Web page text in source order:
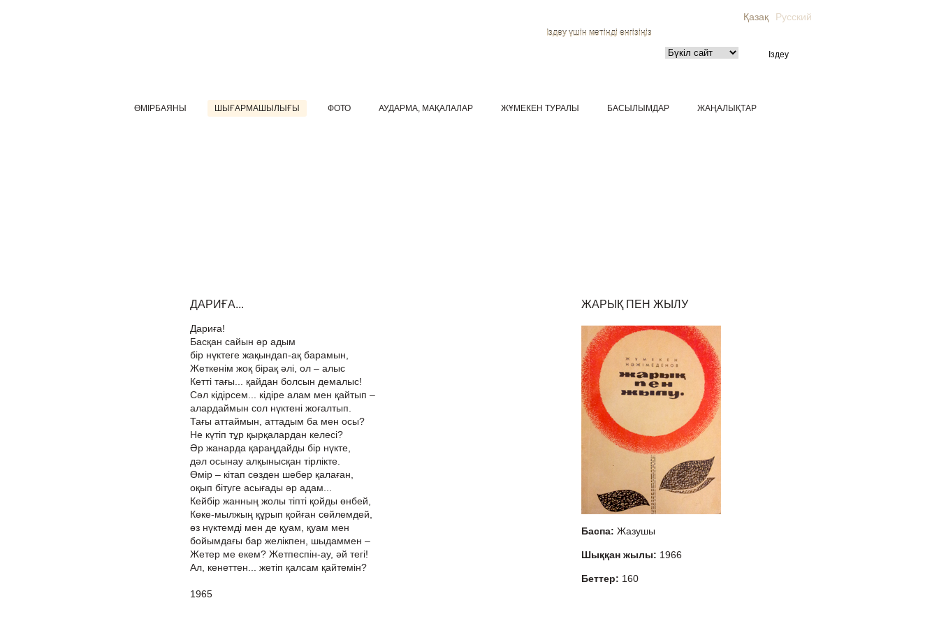
Қазақ Русский
Іздеу үшін мәтінді енгізіңіз
ӨМІРБАЯНЫ ШЫҒАРМАШЫЛЫҒЫ ФОТО АУДАРМА, МАҚАЛАЛАР ЖҰМЕКЕН ТУРАЛЫ БАСЫЛЫМДАР ЖАҢАЛЫҚТАР
ДАРИҒА...
Дариға!
Басқан сайын әр адым
бір нүктеге жақындап-ақ барамын,
Жеткенім жоқ бірақ әлі, ол – алыс
Кетті тағы... қайдан болсын демалыс!
Сәл кідірсем... кідіре алам мен қайтып –
алардаймын сол нүктені жоғалтып.
Тағы аттаймын, аттадым ба мен осы?
Не күтіп тұр қырқалардан келесі?
Әр жанарда қараңдайды бір нүкте,
дәл осынау алқынысқан тірлікте.
Өмір – кітап сөзден шебер қалаған,
оқып бітуге асығады әр адам...
Кейбір жанның жолы тіпті қойды өнбей,
Көке-мылжың құрып қойған сөйлемдей,
өз нүктемді мен де қуам, қуам мен
бойымдағы бар желікпен, шыдаммен –
Жетер ме екем? Жетпеспін-ау, әй тегі!
Ал, кенеттен... жетіп қалсам қайтемін?
1965
ЖАРЫҚ ПЕН ЖЫЛУ
Баспа: Жазушы
Шыққан жылы: 1966
Беттер: 160